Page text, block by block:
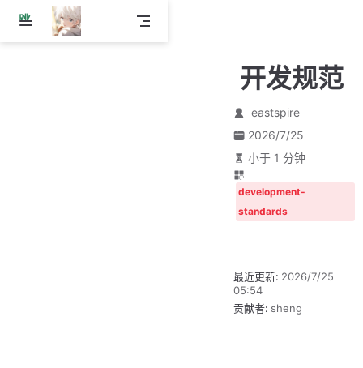
跳
开发规范
eastspire
2026/7/25
小于 1 分钟
development-
standards
最近更新: 2026/7/25
05:54
贡献者: sheng